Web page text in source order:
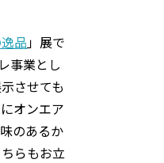
品 」展で
事業とし
させても
オンエア
のあるか
らもお立